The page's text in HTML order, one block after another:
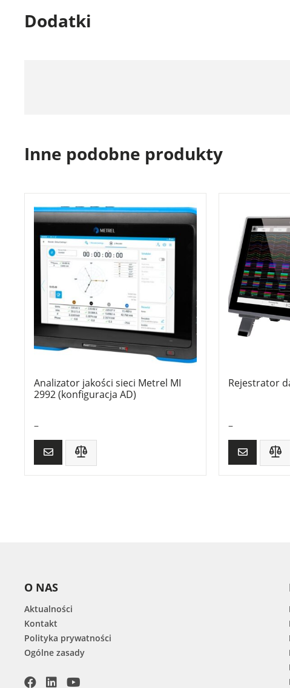
Dodatki
Inne podobne produkty
Analizator jakości sieci Metrel MI
2992 (konfiguracja AD)
–
Rejestrator
–
O NAS
Aktualności
Kontakt
Polityka prywatności
Ogólne zasady